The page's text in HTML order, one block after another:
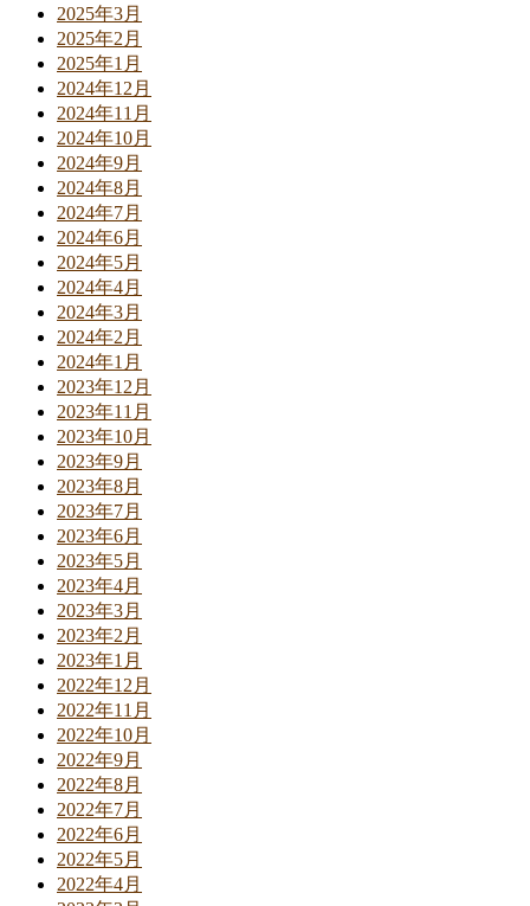
2025年3月
2025年2月
2025年1月
2024年12月
2024年11月
2024年10月
2024年9月
2024年8月
2024年7月
2024年6月
2024年5月
2024年4月
2024年3月
2024年2月
2024年1月
2023年12月
2023年11月
2023年10月
2023年9月
2023年8月
2023年7月
2023年6月
2023年5月
2023年4月
2023年3月
2023年2月
2023年1月
2022年12月
2022年11月
2022年10月
2022年9月
2022年8月
2022年7月
2022年6月
2022年5月
2022年4月